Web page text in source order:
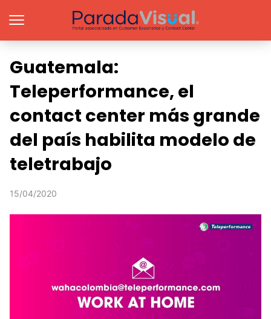
Guatemala:
Teleperformance, el
contact center más grande
del país habilita modelo de
teletrabajo
15/04/2020